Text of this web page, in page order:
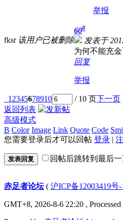
举报
fksr 该用户已被删除
60#
发表于
为何不能充
回复
举报
1 2345678910 / 10 页下一页
返回列表
高级模式
B Color Image Link Quote Code
您需要登录后才可以回帖 登录 |
发表回复 回帖后跳转到最后
赤足者论坛( 沪ICP备12003419号
GMT+8, 2026-8-6 22:20 ,